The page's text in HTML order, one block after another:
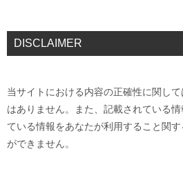
DISCLAIMER
当サイトにおける内容の正確性に関し
はありません。また、記載されている
ている情報をあなたが利用すること関
ができません。